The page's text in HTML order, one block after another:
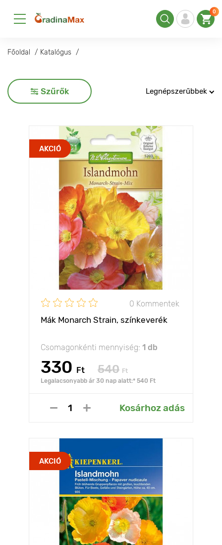
0
Főoldal Katalógus
Szűrők Legnépszerűbbek
AKCIÓ
0 Kommentek
Mák Monarch Strain, színkeverék
Csomagonkénti mennyiség: 1 db
330 Ft 540 Ft
Legalacsonyabb ár 30 nap alatt:* 540 Ft
Kosárhoz adás
AKCIÓ